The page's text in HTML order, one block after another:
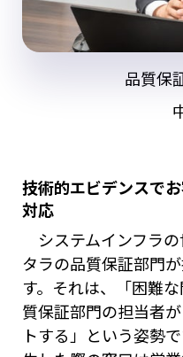
品質保
技術的エビデンスで
対応
システムインフラ
タラの品質保証部門
す。それは、「困難
質保証部門の担当者
トする」という姿勢